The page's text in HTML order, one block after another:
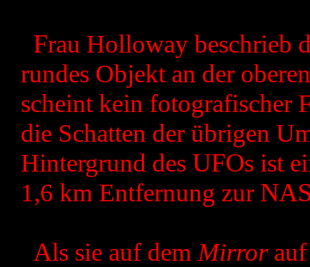
Frau Holloway beschrieb
rundes Objekt an der
scheint kein fotografischer
die Schatten der übrigen
Hintergrund des UFOs ist
1,6 km Entfernung zur
Als sie auf dem Mirror